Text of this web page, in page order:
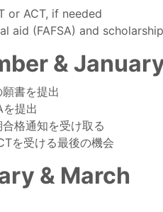
or ACT, if needed
aid (FAFSA) and
&
書を提出
を提出
格通知を受け取る
を受ける最後の機会
& March